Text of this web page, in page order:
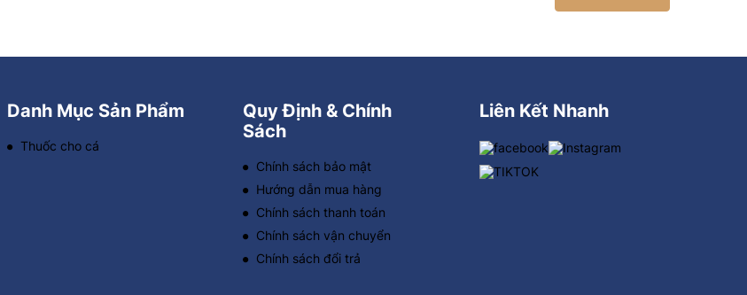
Danh Mục Sản Phẩm
Thuốc cho cá
Quy Định & Chính
Sách
Chính sách bảo mật
Hướng dẫn mua hàng
Chính sách thanh toán
Chính sách vận chuyển
Chính sách đổi trả
Liên Kết Nhanh